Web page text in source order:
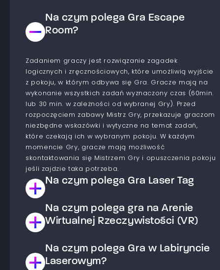
Na czym polega Gra Escape
Room?
Zadaniem graczy jest rozwiązanie zagadek
logicznych i zręcznościowych, które umożliwią wyjście
z pokoju, w którym odbywa się Gra. Gracze mają na
wykonanie wszystkich zadań wyznaczony czas (60min.
lub 30 min. w zależności od wybranej Gry). Przed
rozpoczęciem zabawy Mistrz Gry, przekazuje graczom
niezbędne wskazówki i wytyczne na temat zadań,
które czekają ich w wybranym pokoju. W każdym
momencie Gry, gracze mają możliwość
skontaktowania się Mistrzem Gry i opuszczenia pokoju
jeśli zajdzie taka potrzeba.
Na czym polega Gra Laser Tag
Jest to Gra typu paintball laserowy. Gracze dzielą się
na drużyny, które współzawodniczą ze sobą aby
osiągnąć cel wyznaczony w wybranym scenariuszu.
przeciwnej lub wykonanie zadania np. zajęcie bazy
drużyny przeciwnej. Paintball laserowy w
Na czym polega gra na Arenie
Wirtualnej Rzeczywistości (VR)
Arena wirtualnej rzeczywistości to przestrzeń, w której
masz możliwość przenieść się w świat wirtualnych
Na czym polega Gra w Labiryncie
Laserowym?